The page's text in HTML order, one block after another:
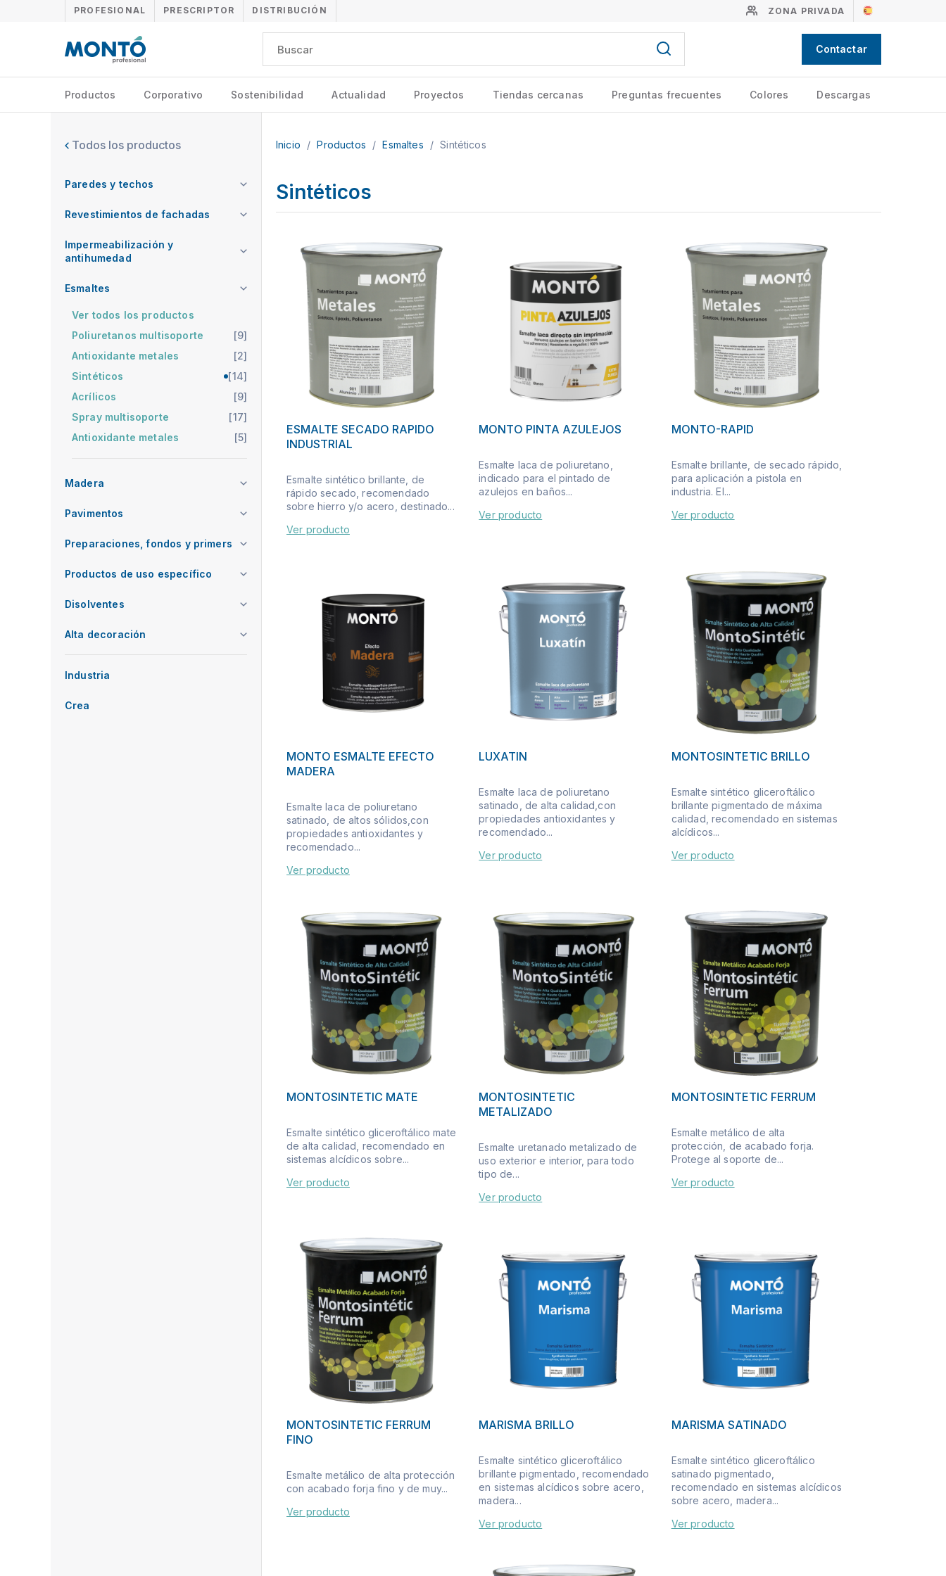
PROFESIONAL PRESCRIPTOR DISTRIBUCIÓN ZONA PRIVADA
Contactar
Productos Corporativo Sostenibilidad Actualidad Proyectos Tiendas cercanas Preguntas frecuentes Colores Descargas
Todos los productos
Paredes y techos
Revestimientos de fachadas
Impermeabilización y
antihumedad
Esmaltes
Ver todos los productos
Poliuretanos multisoporte
[9]
Antioxidante metales
[2]
Sintéticos
[14]
Acrílicos
[9]
Spray multisoporte
[17]
Antioxidante metales
[5]
Madera
Pavimentos
Preparaciones, fondos y primers
Productos de uso específico
Disolventes
Alta decoración
Industria
Crea
Inicio / Productos / Esmaltes / Sintéticos
Sintéticos
ESMALTE SECADO RAPIDO
INDUSTRIAL
Esmalte sintético brillante, de
rápido secado, recomendado
sobre hierro y/o acero, destinado...
Ver producto
MONTO PINTA AZULEJOS
Esmalte laca de poliuretano,
indicado para el pintado de
azulejos en baños...
Ver producto
MONTO-RAPID
Esmalte brillante, de secado rápido,
para aplicación a pistola en
industria. El...
Ver producto
MONTO ESMALTE EFECTO
MADERA
Esmalte laca de poliuretano
satinado, de altos sólidos,con
propiedades antioxidantes y
recomendado...
Ver producto
LUXATIN
Esmalte laca de poliuretano
satinado, de alta calidad,con
propiedades antioxidantes y
recomendado...
Ver producto
MONTOSINTETIC BRILLO
Esmalte sintético gliceroftálico
brillante pigmentado de máxima
calidad, recomendado en sistemas
alcídicos...
Ver producto
MONTOSINTETIC MATE
Esmalte sintético gliceroftálico mate
de alta calidad, recomendado en
sistemas alcídicos sobre...
Ver producto
MONTOSINTETIC
METALIZADO
Esmalte uretanado metalizado de
uso exterior e interior, para todo
tipo de...
Ver producto
MONTOSINTETIC FERRUM
Esmalte metálico de alta
protección, de acabado forja.
Protege al soporte de...
Ver producto
MONTOSINTETIC FERRUM
FINO
Esmalte metálico de alta protección
con acabado forja fino y de muy...
Ver producto
MARISMA BRILLO
Esmalte sintético gliceroftálico
brillante pigmentado, recomendado
en sistemas alcídicos sobre acero,
madera...
Ver producto
MARISMA SATINADO
Esmalte sintético gliceroftálico
satinado pigmentado,
recomendado en sistemas alcídicos
sobre acero, madera...
Ver producto